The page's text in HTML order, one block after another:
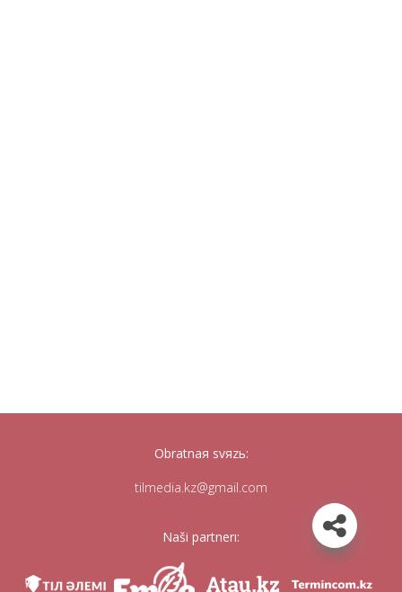
Obratnaя svяzь:
tilmedia.kz@gmail.com
Naši partnerı: